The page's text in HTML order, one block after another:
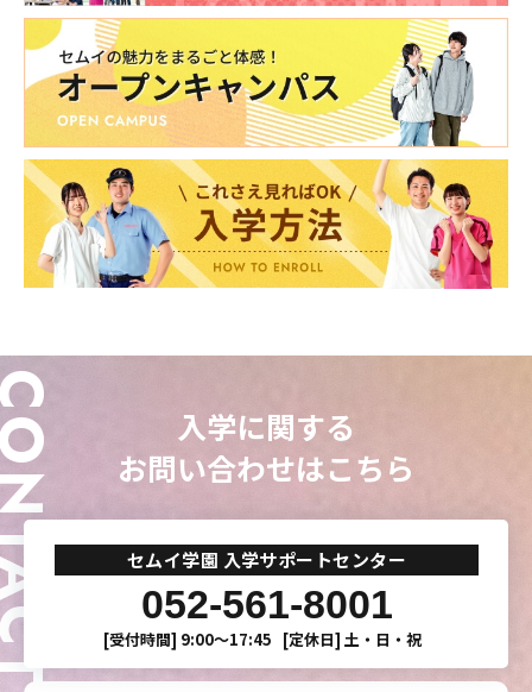
入学に関する
お問い合わせはこちら
セムイ学園 入学サポートセンター
052-561-8001
[受付時間] 9:00〜17:45 [定休日] 土・日・祝